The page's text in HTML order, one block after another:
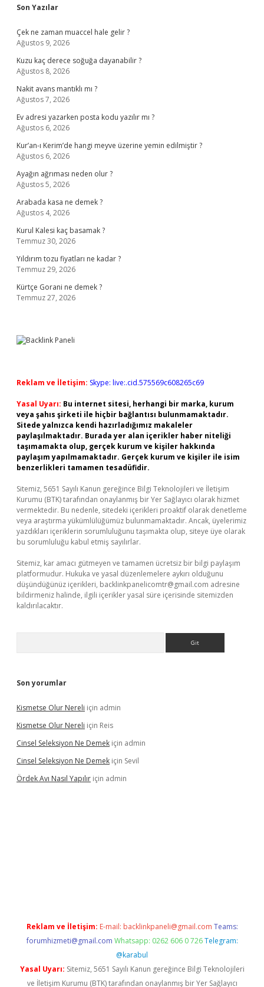
Sidebar
Son Yazılar
Çek ne zaman muaccel hale gelir ?
Ağustos 9, 2026
Kuzu kaç derece soğuğa dayanabilir ?
Ağustos 8, 2026
Nakit avans mantıklı mı ?
Ağustos 7, 2026
Ev adresi yazarken posta kodu yazılır mı ?
Ağustos 6, 2026
Kur’an-ı Kerim’de hangi meyve üzerine yemin edilmiştir ?
Ağustos 6, 2026
Ayağın ağrıması neden olur ?
Ağustos 5, 2026
Arabada kasa ne demek ?
Ağustos 4, 2026
Kurul Kalesi kaç basamak ?
Temmuz 30, 2026
Yıldırım tozu fiyatları ne kadar ?
Temmuz 29, 2026
Kürtçe Gorani ne demek ?
Temmuz 27, 2026
Reklam ve İletişim: Skype: live:.cid.575569c608265c69
Yasal Uyarı: Bu internet sitesi, herhangi bir marka, kurum
veya şahıs şirketi ile hiçbir bağlantısı bulunmamaktadır.
Sitede yalnızca kendi hazırladığımız makaleler
paylaşılmaktadır. Burada yer alan içerikler haber niteliği
taşımamakta olup, gerçek kurum ve kişiler hakkında
paylaşım yapılmamaktadır. Gerçek kurum ve kişiler ile isim
benzerlikleri tamamen tesadüfidir.
Sitemiz, 5651 Sayılı Kanun gereğince Bilgi Teknolojileri ve İletişim
Kurumu (BTK) tarafından onaylanmış bir Yer Sağlayıcı olarak hizmet
vermektedir. Bu nedenle, sitedeki içerikleri proaktif olarak denetleme
veya araştırma yükümlülüğümüz bulunmamaktadır. Ancak, üyelerimiz
yazdıkları içeriklerin sorumluluğunu taşımakta olup, siteye üye olarak
bu sorumluluğu kabul etmiş sayılırlar.
Sitemiz, kar amacı gütmeyen ve tamamen ücretsiz bir bilgi paylaşım
platformudur. Hukuka ve yasal düzenlemelere aykırı olduğunu
düşündüğünüz içerikleri, backlinkpanelicomtr@gmail.com adresine
bildirmeniz halinde, ilgili içerikler yasal süre içerisinde sitemizden
kaldırılacaktır.
Son yorumlar
Kismetse Olur Nereli için admin
Kismetse Olur Nereli için Reis
Cinsel Seleksiyon Ne Demek için admin
Cinsel Seleksiyon Ne Demek için Sevil
Ördek Avı Nasıl Yapılır için admin
Reklam ve İletişim: E-mail: backlinkpaneli@gmail.com Teams:
forumhizmeti@gmail.com Whatsapp: 0262 606 0 726 Telegram:
@karabul
Yasal Uyarı: Sitemiz, 5651 Sayılı Kanun gereğince Bilgi Teknolojileri
ve İletişim Kurumu (BTK) tarafından onaylanmış bir Yer Sağlayıcı